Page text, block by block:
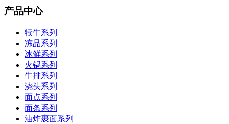
产品中心
犊牛系列
冻品系列
冰鲜系列
火锅系列
牛排系列
浇头系列
面点系列
面条系列
油炸裹面系列